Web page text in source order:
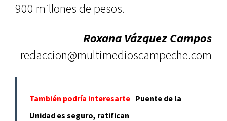
900 millones de pesos.
Roxana Vázquez Campos
redaccion@multimedioscampeche.com
También podría interesarte Puente de la
Unidad es seguro, ratifican